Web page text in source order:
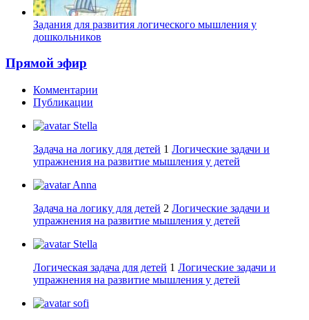
Задания для развития логического мышления у
дошкольников
Прямой эфир
Комментарии
Публикации
Stella
Задача на логику для детей 1 Логические задачи и
упражнения на развитие мышления у детей
Anna
Задача на логику для детей 2 Логические задачи и
упражнения на развитие мышления у детей
Stella
Логическая задача для детей 1 Логические задачи и
упражнения на развитие мышления у детей
sofi